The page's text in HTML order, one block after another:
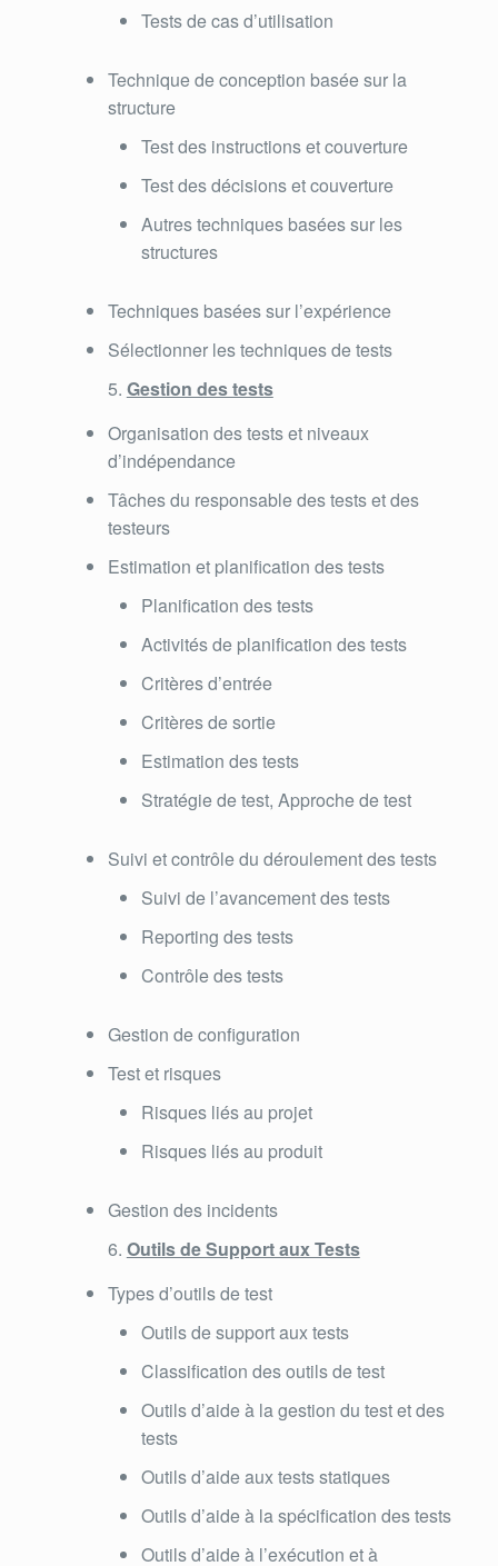
Tests de cas d’utilisation
Technique de conception basée sur la
structure
Test des instructions et couverture
Test des décisions et couverture
Autres techniques basées sur les
structures
Techniques basées sur l’expérience
Sélectionner les techniques de tests
Gestion des tests
Organisation des tests et niveaux
d’indépendance
Tâches du responsable des tests et des
testeurs
Estimation et planification des tests
Planification des tests
Activités de planification des tests
Critères d’entrée
Critères de sortie
Estimation des tests
Stratégie de test, Approche de test
Suivi et contrôle du déroulement des tests
Suivi de l’avancement des tests
Reporting des tests
Contrôle des tests
Gestion de configuration
Test et risques
Risques liés au projet
Risques liés au produit
Gestion des incidents
Outils de Support aux Tests
Types d’outils de test
Outils de support aux tests
Classification des outils de test
Outils d’aide à la gestion du test et des
tests
Outils d’aide aux tests statiques
Outils d’aide à la spécification des tests
Outils d’aide à l’exécution et à